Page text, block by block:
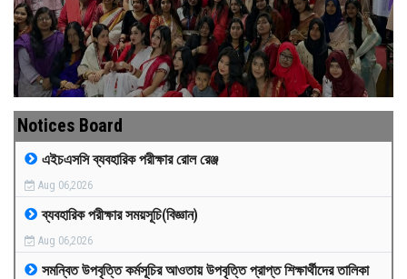
FACULTIES
ACADEMICS
GALLERY
MEDIA
PAYMENT
Notices Board
এইচএসসি ব্যবহারিক পরীক্ষার রোল রেঞ্জ
Aug 06,2026
ব্যবহারিক পরীক্ষার সময়সূচি(বিজ্ঞান)
Aug 06,2026
সমন্বিত উপবৃত্তি কর্মসূচির আওতায় উপবৃত্তি প্রাপ্ত শিক্ষার্থীদের তালিকা